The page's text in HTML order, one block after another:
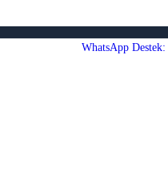
WhatsApp Destek: